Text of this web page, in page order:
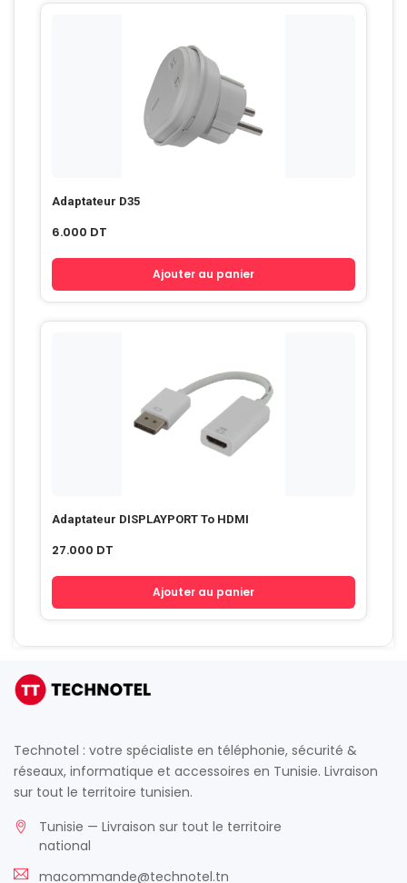
Adaptateur D35
6.000 DT
Ajouter au panier
Adaptateur DISPLAYPORT To HDMI
27.000 DT
Ajouter au panier
Technotel : votre spécialiste en téléphonie, sécurité &
réseaux, informatique et accessoires en Tunisie. Livraison
sur tout le territoire tunisien.
Tunisie — Livraison sur tout le territoire
national
macommande@technotel.tn